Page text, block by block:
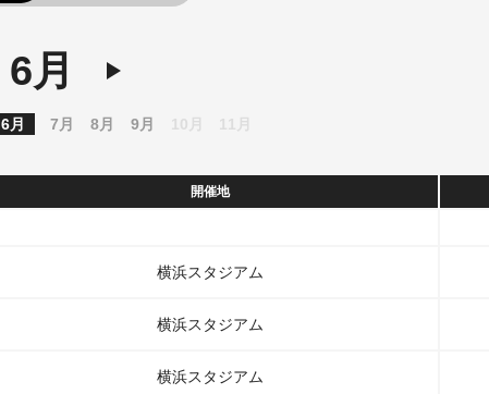
6月
6月 7月 8月 9月 10月 11月
開催地
横浜スタジアム
横浜スタジアム
横浜スタジアム